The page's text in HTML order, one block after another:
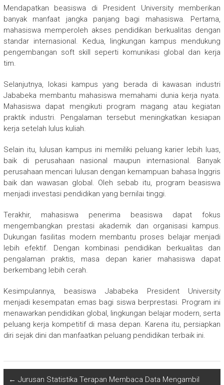
Mendapatkan beasiswa di President Universitymemberikan
banyak manfaat jangka panjang bagi mahasiswa. Pertama,
mahasiswa memperoleh akses pendidikan berkualitas dengan
standar internasional. Kedua, lingkungan kampus mendukung
pengembangan soft skill seperti komunikasi global dan kerja
tim.
Selanjutnya, lokasi kampus yang berada di kawasan industri
Jababeka membantu mahasiswa memahami dunia kerja nyata.
Mahasiswa dapat mengikuti program magang atau kegiatan
praktik industri. Pengalaman tersebut meningkatkan kesiapan
kerja setelah lulus kuliah.
Selain itu, lulusan kampus ini memiliki peluang karier lebih luas,
baik di perusahaan nasional maupun internasional. Banyak
perusahaan mencari lulusan dengan kemampuan bahasa Inggris
baik dan wawasan global. Oleh sebab itu, program beasiswa
menjadi investasi pendidikan yang bernilai tinggi.
Terakhir, mahasiswa penerima beasiswa dapat fokus
mengembangkan prestasi akademik dan organisasi kampus.
Dukungan fasilitas modern membantu proses belajar menjadi
lebih efektif. Dengan kombinasi pendidikan berkualitas dan
pengalaman praktis, masa depan karier mahasiswa dapat
berkembang lebih cerah.
Kesimpulannya, beasiswa Jababeka President University
menjadi kesempatan emas bagi siswa berprestasi. Program ini
menawarkan pendidikan global, lingkungan belajar modern, serta
peluang kerja kompetitif di masa depan. Karena itu, persiapkan
diri sejak dini dan manfaatkan peluang pendidikan terbaik ini.
← Jurusan Statistika Terapan Membaca Data Mengambil